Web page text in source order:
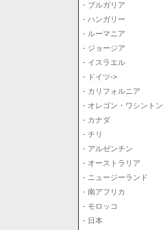
- ブルガリア
- ハンガリー
- ルーマニア
- ジョージア
- イスラエル
- ドイツ->
- カリフォルニア
- オレゴン・ワシントン
- カナダ
- チリ
- アルゼンチン
- オーストラリア
- ニュージーランド
- 南アフリカ
- モロッコ
- 日本